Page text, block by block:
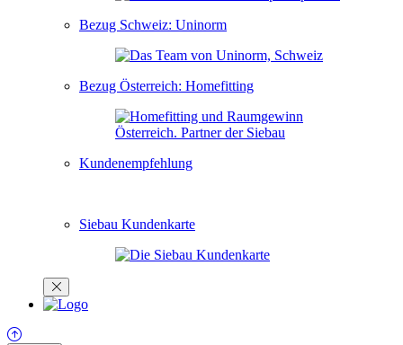
Bezug Schweiz: Uninorm
Bezug Österreich: Homefitting
Kundenempfehlung
Siebau Kundenkarte